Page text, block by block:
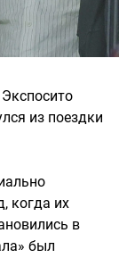
из поездки
когда их
в
был